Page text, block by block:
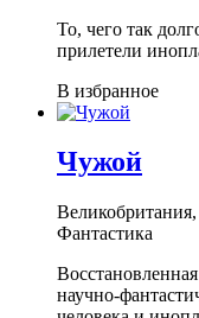
То, чего так
прилетели
В избранное
Чужой
Фантастика
научно-